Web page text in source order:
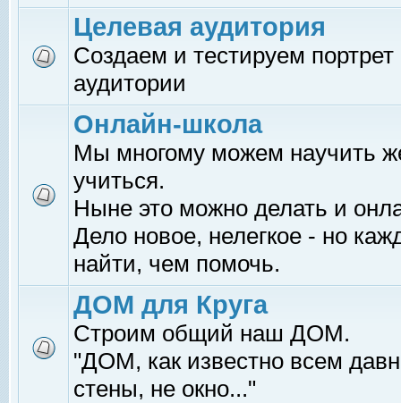
Целевая аудитория
Создаем и тестируем
аудитории
Онлайн-школа
Мы многому можем научить
учиться.
Ныне это можно делать и
Дело новое, нелегкое - но
найти, чем помочь.
ДОМ для Круга
Строим общий наш ДОМ.
"ДОМ, как известно всем
стены, не окно..."